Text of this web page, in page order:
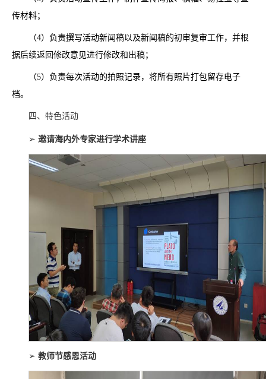
传材料；
（4）负责撰写活动新闻稿以及新闻稿的初审复审工作，并根
据后续返回修改意见进行修改和出稿；
（5）负责每次活动的拍照记录，将所有照片打包留存电子
档。
四、特色活动
➢ 邀请海内外专家进行学术讲座
➢ 教师节感恩活动